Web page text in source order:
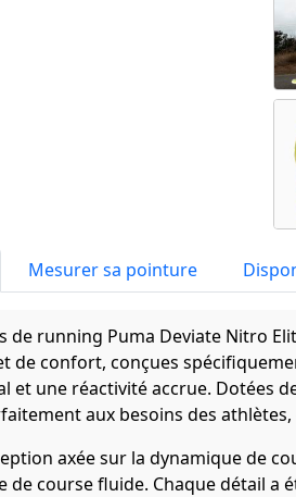
Mesurer sa pointure
de running Puma Deviate Nitro
de confort, conçues
et une réactivité accrue. Dotées
aux besoins des
axée sur la dynamique de
de course fluide. Chaque détail